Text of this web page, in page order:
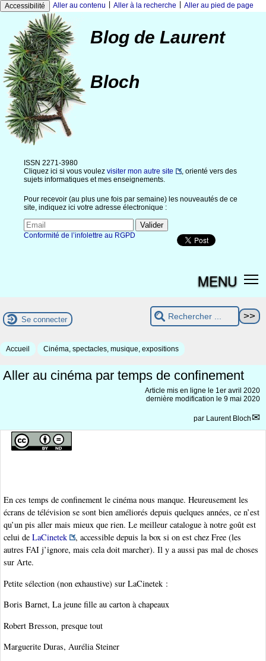
Accessibilité Aller au contenu Aller à la recherche Aller au pied de page
Blog de Laurent
Bloch
ISSN 2271-3980
Cliquez ici si vous voulez visiter mon autre site
, orienté vers des
sujets informatiques et mes enseignements.
Pour recevoir (au plus une fois par semaine) les nouveautés de ce
site, indiquez ici votre adresse électronique :
Conformité de l’infolettre au RGPD
MENU
Se connecter
Accueil Cinéma, spectacles, musique, expositions
Aller au cinéma par temps de confinement
Article mis en ligne le 1er avril 2020
dernière modification le 9 mai 2020
par Laurent Bloch
En ces temps de confinement le cinéma nous manque. Heureusement les
écrans de télévision se sont bien améliorés depuis quelques années, ce n’est
qu’un pis aller mais mieux que rien. Le meilleur catalogue à notre goût est
celui de LaCinetek
, accessible depuis la box si on est chez Free (les
autres FAI j’ignore, mais cela doit marcher). Il y a aussi pas mal de choses
sur Arte.
Petite sélection (non exhaustive) sur LaCinetek :
Boris Barnet, La jeune fille au carton à chapeaux
Robert Bresson, presque tout
Marguerite Duras, Aurélia Steiner